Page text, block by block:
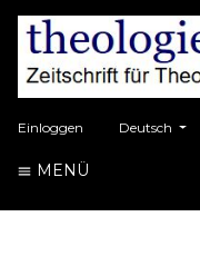
Einloggen Deutsch
MENÜ